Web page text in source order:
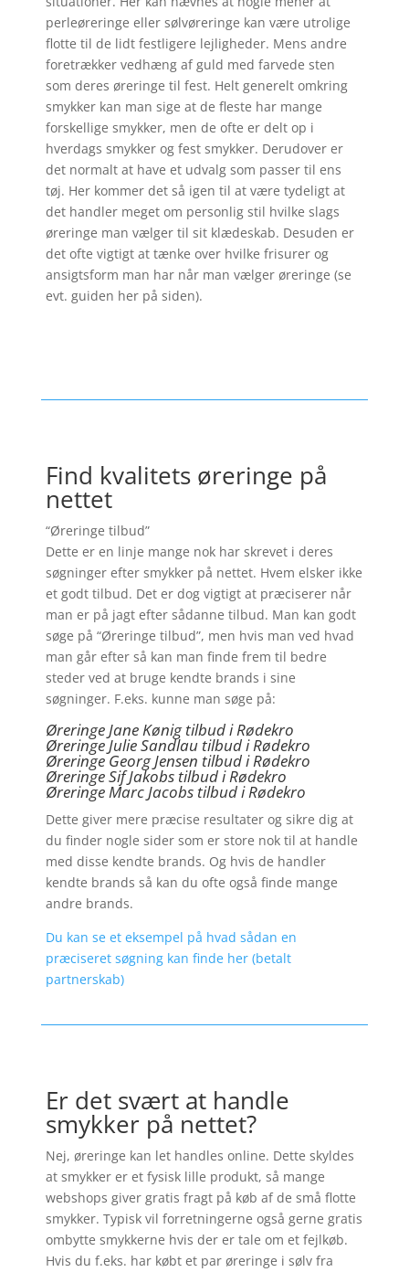
perleøreringe eller sølvøreringe kan være utrolige
flotte til de lidt festligere lejligheder. Mens andre
foretrækker vedhæng af guld med farvede sten
som deres øreringe til fest. Helt generelt omkring
smykker kan man sige at de fleste har mange
forskellige smykker, men de ofte er delt op i
hverdags smykker og fest smykker. Derudover er
det normalt at have et udvalg som passer til ens
tøj. Her kommer det så igen til at være tydeligt at
det handler meget om personlig stil hvilke slags
øreringe man vælger til sit klædeskab. Desuden er
det ofte vigtigt at tænke over hvilke frisurer og
ansigtsform man har når man vælger øreringe (se
evt. guiden her på siden).
Find kvalitets øreringe på
nettet
“Øreringe tilbud”
Dette er en linje mange nok har skrevet i deres
søgninger efter smykker på nettet. Hvem elsker ikke
et godt tilbud. Det er dog vigtigt at præciserer når
man er på jagt efter sådanne tilbud. Man kan godt
søge på “Øreringe tilbud”, men hvis man ved hvad
man går efter så kan man finde frem til bedre
steder ved at bruge kendte brands i sine
søgninger. F.eks. kunne man søge på:
Øreringe Jane Kønig tilbud i Rødekro
Øreringe Julie Sandlau tilbud i Rødekro
Øreringe Georg Jensen tilbud i Rødekro
ØreringeSif Jakobs tilbud i Rødekro
Øreringe Marc Jacobs tilbud i Rødekro
Dette giver mere præcise resultater og sikre dig at
du finder nogle sider som er store nok til at handle
med disse kendte brands. Og hvis de handler
kendte brands så kan du ofte også finde mange
andre brands.
Du kan se et eksempel på hvad sådan en
præciseret søgning kan finde her (betalt
partnerskab)
Er det svært at handle
smykker på nettet?
Nej, øreringe kan let handles online. Dette skyldes
at smykker er et fysisk lille produkt, så mange
webshops giver gratis fragt på køb af de små flotte
smykker. Typisk vil forretningerne også gerne gratis
ombytte smykkerne hvis der er tale om et fejlkøb.
Hvis du f.eks. har købt et par øreringe i sølv fra